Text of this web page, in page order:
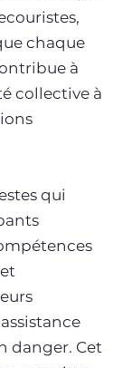
chaque
à
collective à
qui
danger. Cet